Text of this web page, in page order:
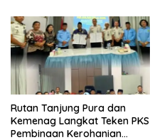
Rutan Tanjung Pura dan
Kemenag Langkat Teken PKS
Pembinaan Kerohanian